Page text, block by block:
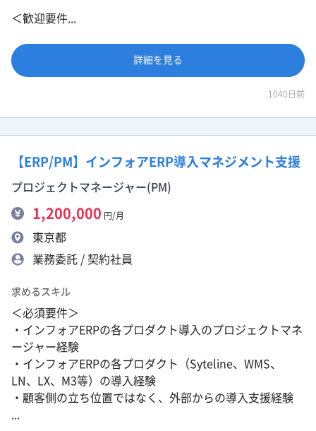
＜歓迎要件...
詳細を見る
1040日前
【ERP/PM】インフォアERP導入マネジメント支援
プロジェクトマネージャー(PM)
1,200,000 円/月
東京都
業務委託 / 契約社員
求めるスキル
＜必須要件＞
・インフォアERPの各プロダクト導入のプロジェクトマネ
ージャー経験
・インフォアERPの各プロダクト（Syteline、WMS、
LN、LX、M3等）の導入経験
・顧客側の立ち位置ではなく、外部からの導入支援経験